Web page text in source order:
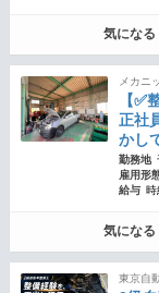
気になる
メカニ
【
正社
かし
勤務地
雇用形
給与 時
気になる
東京自